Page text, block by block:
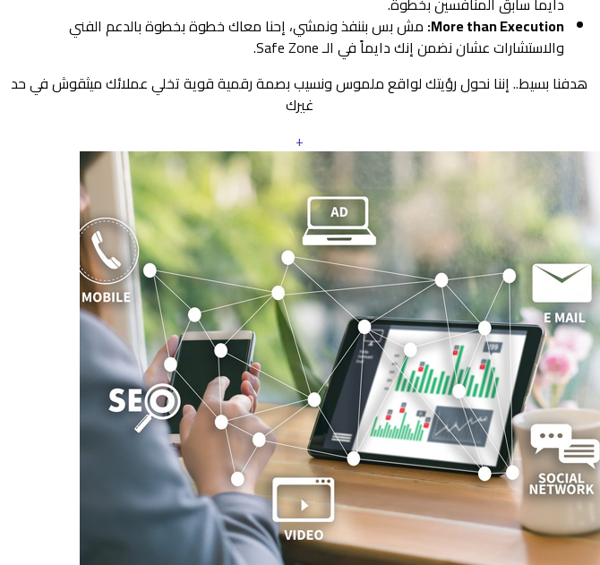
More than Execution: مش بس بننفذ ونمشي، إحنا معاك خطوة بخطوة بالدعم الفني
والاستشارات عشان نضمن إنك دايماً في الـ Safe Zone.
هدفنا بسيط.. إننا نحول رؤيتك لواقع ملموس ونسيب بصمة رقمية قوية تخلي عملائك ميثقوش في حد
غيرك
+